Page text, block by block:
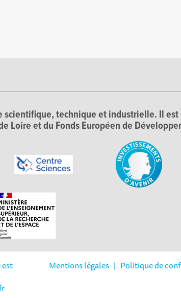
la conformité avec les
technique et industrielle. Il est
Loire et du Fonds Européen de
est
Mentions légales| Politique de